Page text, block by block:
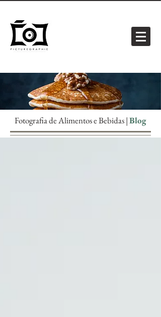
Fotografia de Alimentos e Bebidas |Blog